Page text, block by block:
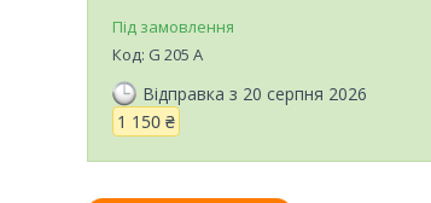
Під замовлення
Код: G 205 А
Відправка з 20 серпня 2026
1 150 ₴